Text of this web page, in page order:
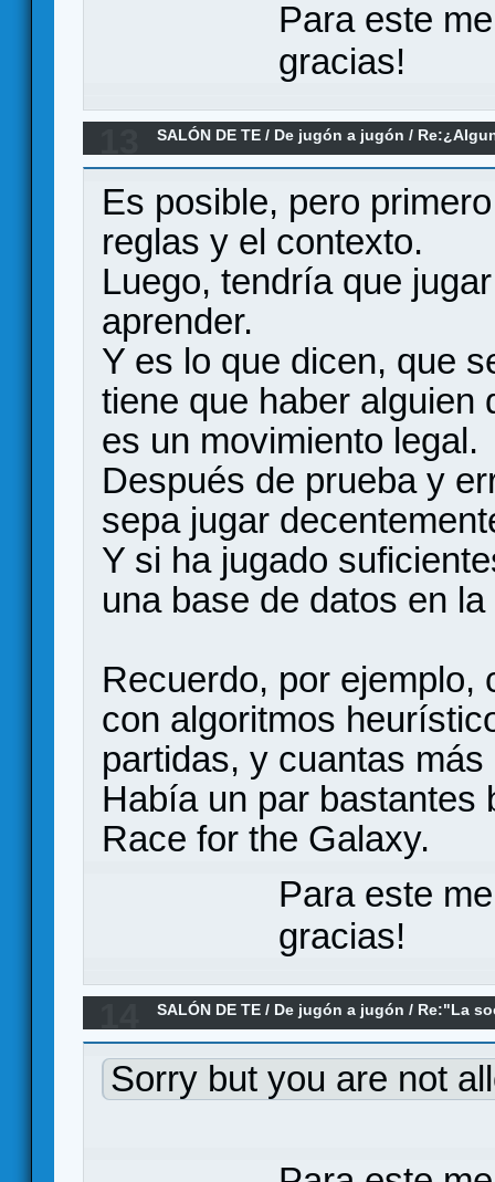
Para este
gracias!
SALÓN DE TE / De jugón a jugón /
Es posible, pero
reglas y el contexto.
Luego, tendría que
aprender.
Y es lo que dicen, que
tiene que haber alguien
es un movimiento legal.
Después de prueba y
sepa jugar
Y si ha jugado
una base de datos en
Recuerdo, por ejemplo,
con algoritmos
partidas, y cuantas
Había un par bastantes
Race for the Galaxy.
Para este
gracias!
SALÓN DE TE / De jugón a jugón / Re:"La
Sorry but you are not